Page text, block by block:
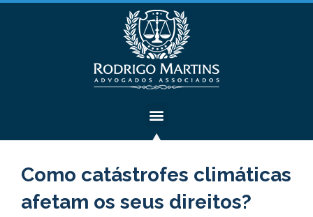
Como catástrofes climáticas
afetam os seus direitos?